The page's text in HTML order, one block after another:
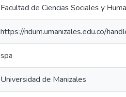
Facultad de Ciencias Sociales y
https://ridum.umanizales.edu.co/
spa
Universidad de Manizales